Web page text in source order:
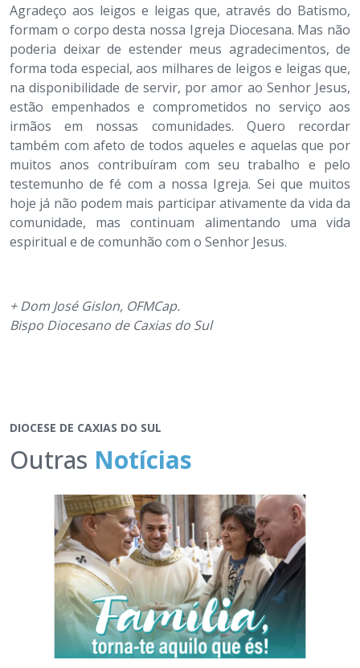
Agradeço aos leigos e leigas que, através do Batismo,
formam o corpo desta nossa Igreja Diocesana. Mas não
poderia deixar de estender meus agradecimentos, de
forma toda especial, aos milhares de leigos e leigas que,
na disponibilidade de servir, por amor ao Senhor Jesus,
estão empenhados e comprometidos no serviço aos
irmãos em nossas comunidades. Quero recordar
também com afeto de todos aqueles e aquelas que por
muitos anos contribuíram com seu trabalho e pelo
testemunho de fé com a nossa Igreja. Sei que muitos
hoje já não podem mais participar ativamente da vida da
comunidade, mas continuam alimentando uma vida
espiritual e de comunhão com o Senhor Jesus.
+ Dom José Gislon, OFMCap.
Bispo Diocesano de Caxias do Sul
DIOCESE DE CAXIAS DO SUL
Outras Notícias